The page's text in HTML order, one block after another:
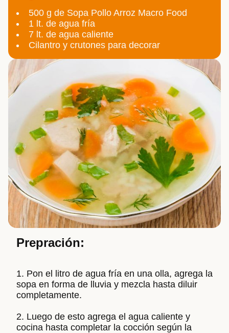
500 g de Sopa Pollo Arroz Macro Food
1 lt. de agua fría
7 lt. de agua caliente
Cilantro y crutones para decorar
Prepración:
Pon el litro de agua fría en una olla, agrega la
sopa en forma de lluvia y mezcla hasta diluir
completamente.
Luego de esto agrega el agua caliente y
cocina hasta completar la cocción según la